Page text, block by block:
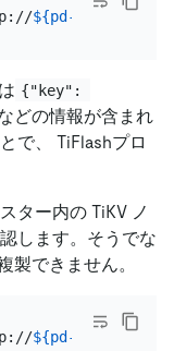
${pd-ip} ${pd-
は {"key":
どの情報が含まれ
で、 TiFlashプロ
ター内の TiKV ノ
します。そうでな
製できません。
${pd-ip} ${pd-